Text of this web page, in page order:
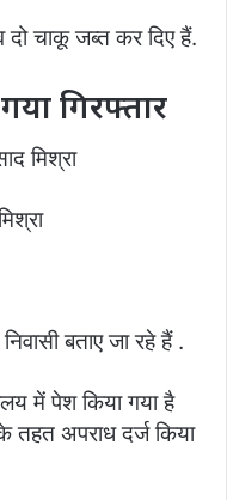
चाकू जब्त कर दिए हैं.
गिरफ्तार
मिश्रा
बताए जा रहे हैं .
में पेश किया गया है
तहत अपराध दर्ज किया